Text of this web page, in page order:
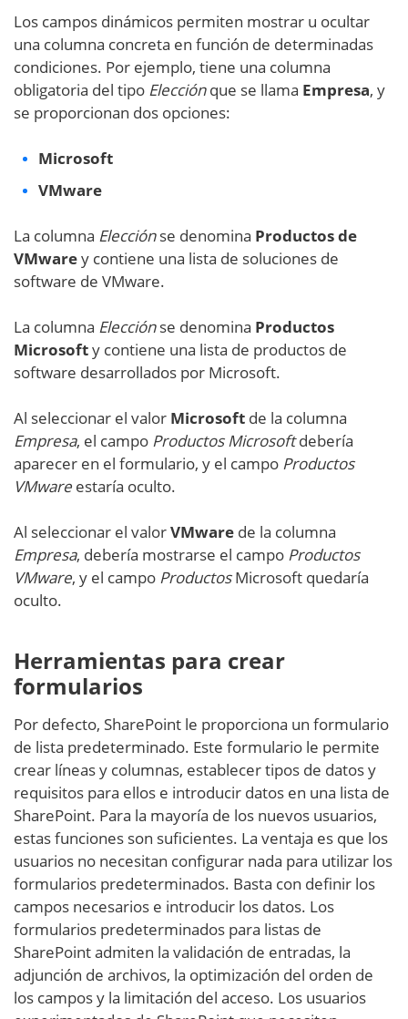
Los campos dinámicos permiten mostrar u ocultar
una columna concreta en función de determinadas
condiciones. Por ejemplo, tiene una columna
obligatoria del tipo Elecciónque se llama Empresa, y
se proporcionan dos opciones:
Microsoft
VMware
La columna Elecciónse denomina Productos de
VMwarey contiene una lista de soluciones de
software de VMware.
La columna Elecciónse denomina Productos
Microsofty contiene una lista de productos de
software desarrollados por Microsoft.
Al seleccionar el valor Microsoft de la columna
Empresa, el campo Productos Microsoftdebería
aparecer en el formulario, y el campo Productos
VMware estaría oculto.
Al seleccionar el valorVMware de la columna
Empresa, debería mostrarse el campo Productos
VMware, y el campo ProductosMicrosoft quedaría
oculto.
Herramientas para crear
formularios
Por defecto, SharePoint le proporciona un formulario
de lista predeterminado. Este formulario le permite
crear líneas y columnas, establecer tipos de datos y
requisitos para ellos e introducir datos en una lista de
SharePoint. Para la mayoría de los nuevos usuarios,
estas funciones son suficientes. La ventaja es que los
usuarios no necesitan configurar nada para utilizar los
formularios predeterminados. Basta con definir los
campos necesarios e introducir los datos. Los
formularios predeterminados para listas de
SharePoint admiten la validación de entradas, la
adjunción de archivos, la optimización del orden de
los campos y la limitación del acceso. Los usuarios